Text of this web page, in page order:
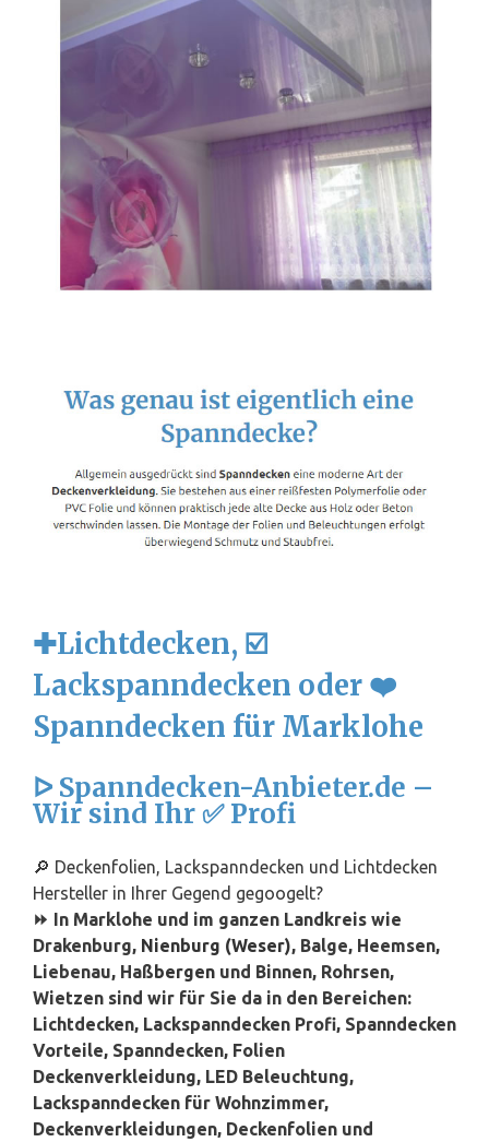
✚Lichtdecken, ☑️
Lackspanndecken oder ❤️
Spanndecken für Marklohe
ᐅ Spanndecken-Anbieter.de –
Wir sind Ihr ✅ Profi
🔎 Deckenfolien, Lackspanndecken und Lichtdecken
Hersteller in Ihrer Gegend gegoogelt?
⏩ In Marklohe und im ganzen Landkreis wie
Drakenburg, Nienburg (Weser), Balge, Heemsen,
Liebenau, Haßbergen und Binnen, Rohrsen,
Wietzen sind wir für Sie da in den Bereichen:
Lichtdecken, Lackspanndecken Profi, Spanndecken
Vorteile, Spanndecken, Folien
Deckenverkleidung, LED Beleuchtung,
Lackspanndecken für Wohnzimmer,
Deckenverkleidungen, Deckenfolien und